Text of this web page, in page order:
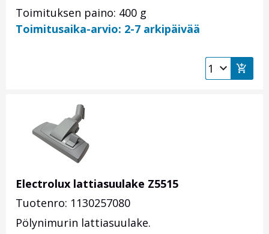
Toimituksen paino: 400 g
Toimitusaika-arvio: 2-7 arkipäivää
Electrolux lattiasuulake Z5515
Tuotenro: 1130257080
Pölynimurin lattiasuulake.